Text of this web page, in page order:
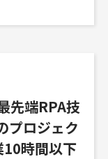
先端RPA技
プロジェク
10時間以下